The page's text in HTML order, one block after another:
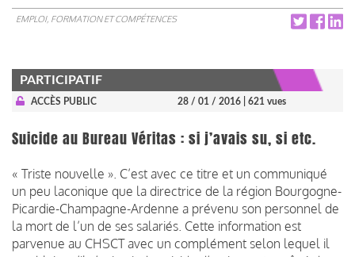
EMPLOI, FORMATION ET COMPÉTENCES
PARTICIPATIF
ACCÈS PUBLIC 28 / 01 / 2016 | 621 vues
Suicide au Bureau Véritas : si j’avais su, si etc.
« Triste nouvelle ». C’est avec ce titre et un communiqué
un peu laconique que la directrice de la région Bourgogne-
Picardie-Champagne-Ardenne a prévenu son personnel de
la mort de l’un de ses salariés. Cette information est
parvenue au CHSCT avec un complément selon lequel il